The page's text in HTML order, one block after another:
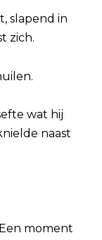
slapend in
zich.
wat hij
naast
moment